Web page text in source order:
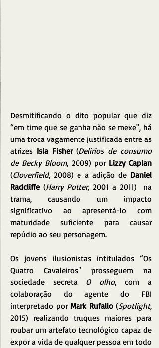
Desmitificando o dito popular que diz
“em time que se ganha não se mexe", há
uma troca vagamente justificada entre as
atrizes Isla Fisher (Delírios de consumo
de Becky Bloom, 2009) por Lizzy Caplan
(Cloverfield, 2008) e a adição de Daniel
Radcliffe (Harry Potter, 2001 a 2011)  na
trama, causando um impacto
significativo ao apresentá-lo com
maturidade suficiente para causar
repúdio ao seu personagem.
Os jovens ilusionistas intitulados “Os
Quatro Cavaleiros” prosseguem na
sociedade secreta O olho, com a
colaboração do agente do FBI
interpretado por Mark Rufallo (Spotlight,
2015) realizando truques maiores para
roubar um artefato tecnológico capaz de
expor a vida de qualquer pessoa em todo